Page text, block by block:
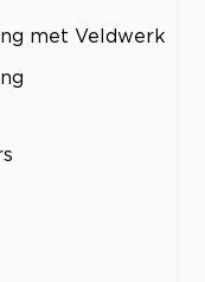
met Veldwerk